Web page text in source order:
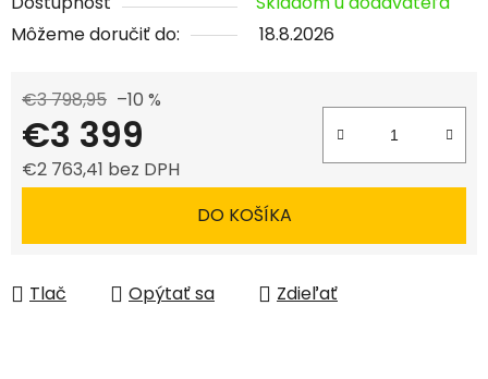
Môžeme doručiť do:
18.8.2026
€3 798,95 –10 %
€3 399
€2 763,41 bez DPH
DO KOŠÍKA
Tlač Opýtať sa Zdieľať